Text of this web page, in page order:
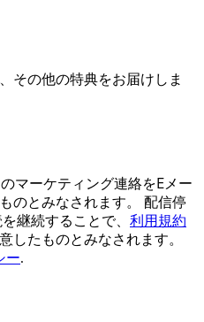
その他の特典をお届けしま
マーケティング連絡をEメー
のとみなされます。 配信停
継続することで、 利用規約
したものとみなされます。
ー.